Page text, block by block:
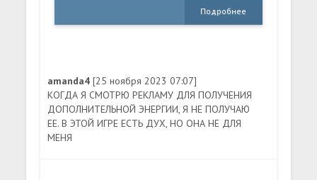
Подробнее
amanda4[25 ноября 2023 07:07]
КОГДА Я СМОТРЮ РЕКЛАМУ ДЛЯ ПОЛУЧЕНИЯ
ДОПОЛНИТЕЛЬНОЙ ЭНЕРГИИ, Я НЕ ПОЛУЧАЮ
ЕЕ. В ЭТОЙ ИГРЕ ЕСТЬ ДУХ, НО ОНА НЕ ДЛЯ
МЕНЯ